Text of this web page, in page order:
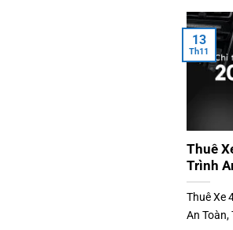
Thuê
Trình
Thuê Xe
An Toàn,
13
Th11